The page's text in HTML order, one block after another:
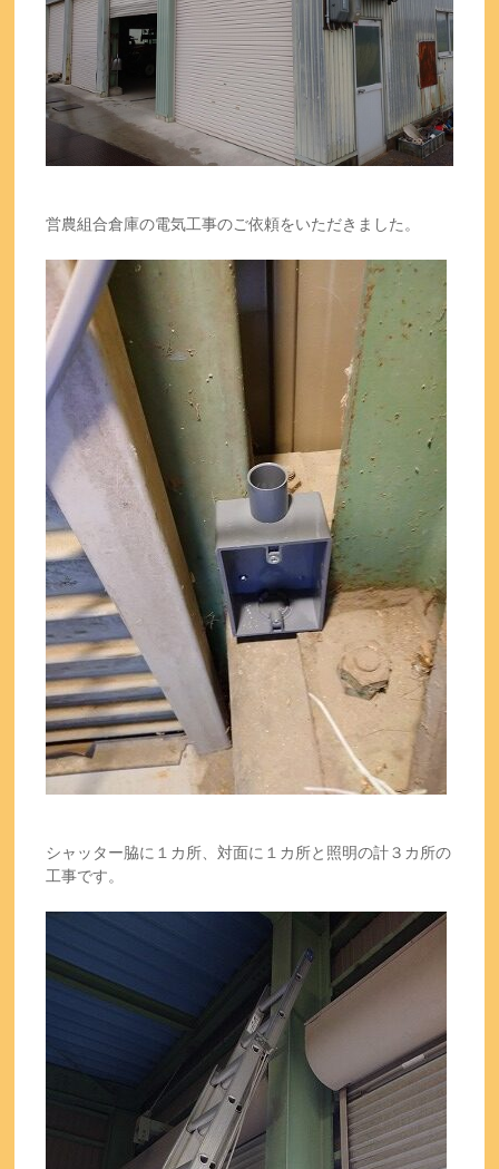
営農組合倉庫の電気工事のご依頼をいただきました。
シャッター脇に１カ所、対面に１カ所と照明の計３カ所の
工事です。